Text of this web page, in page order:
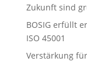
Zukunft sind
BOSIG erfüllt
ISO 45001
Verstärkung